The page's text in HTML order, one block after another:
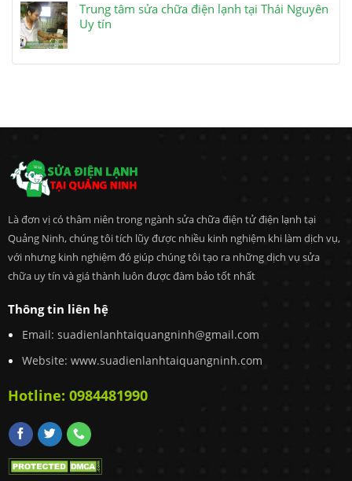
Trung tâm sửa chữa điện lạnh tại Thái Nguyên
Uy tín
Là đơn vị có thâm niên trong ngành sửa chữa điện tử điện lạnh tại
Quảng Ninh, chúng tôi tích lũy được nhiều kinh nghiệm khi làm dịch vụ,
với nhưng kinh nghiệm đó giúp chúng tôi tạo ra những dịch vụ sửa
chữa uy tín và giá thành luôn được đàm bảo tốt nhất
Thông tin liên hệ
Email: suadienlanhtaiquangninh@gmail.com
Website: www.suadienlanhtaiquangninh.com
Hotline: 0984481990